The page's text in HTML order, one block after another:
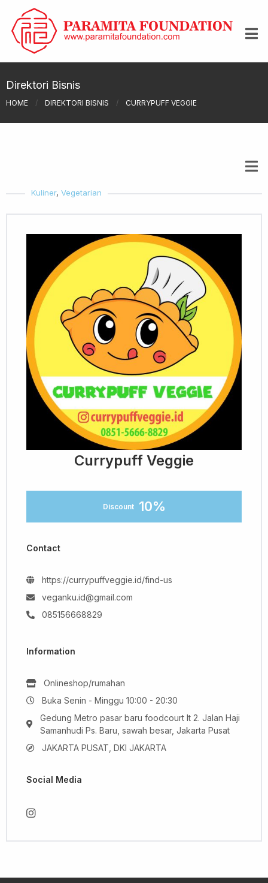
Direktori Bisnis
HOME / DIREKTORI BISNIS / CURRYPUFF VEGGIE
Kuliner, Vegetarian
Currypuff Veggie
Discount 10%
Contact
https://currypuffveggie.id/find-us
veganku.id@gmail.com
085156668829
Information
Onlineshop/rumahan
Buka Senin - Minggu 10:00 - 20:30
Gedung Metro pasar baru foodcourt lt 2. Jalan Haji
Samanhudi Ps. Baru, sawah besar, Jakarta Pusat
JAKARTA PUSAT, DKI JAKARTA
Social Media